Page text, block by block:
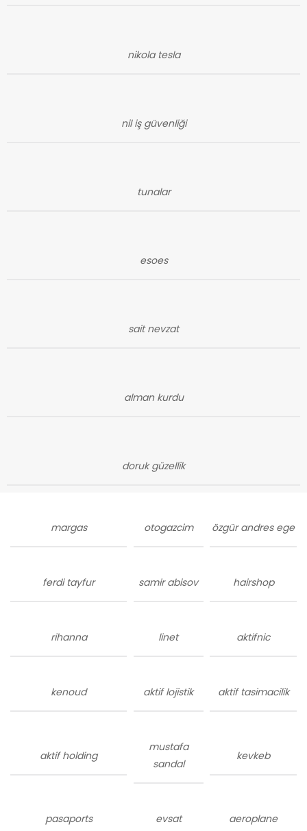
nikola tesla
nil iş güvenliği
tunalar
esoes
sait nevzat
alman kurdu
doruk güzellik
margas otogazcim özgür andres ege
ferdi tayfur samir abisov hairshop
rihanna linet aktifnic
kenoud aktif lojistik aktif tasimacilik
aktif holding
mustafa
sandal
kevkeb
pasaports evsat aeroplane